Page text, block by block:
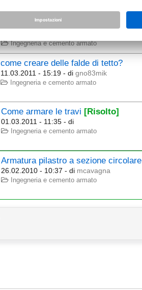
inclinare una parete
Ingegneria e cemento armato
come creare delle falde di tetto?
11.03.2011 - 15:19 - digno83mik
Ingegneria e cemento armato
Come armare le travi [Risolto]
01.03.2011 - 11:35 - di
Ingegneria e cemento armato
Armatura pilastro a sezione circolare
26.02.2010 - 10:37 - di mcavagna
Ingegneria e cemento armato